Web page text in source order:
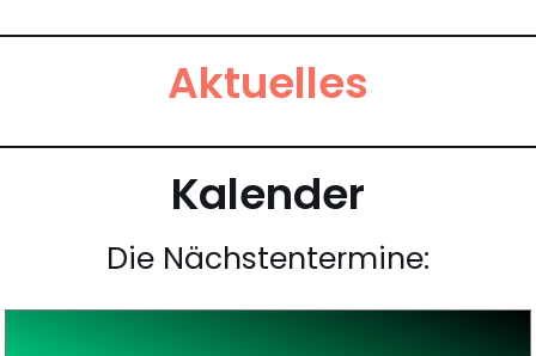
Aktuelles
Kalender
Die Nächstentermine: